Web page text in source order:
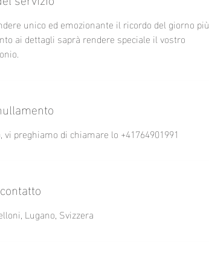
unico ed emozionante il ricordo del giorno più
ai dettagli saprà rendere speciale il vostro
preghiamo di chiamare lo +41764901991
Lugano, Svizzera